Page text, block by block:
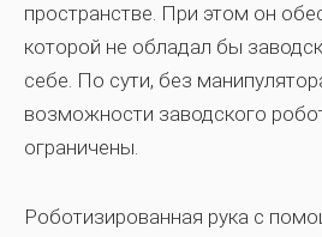
пространстве. При этом он
которой не обладал бы
себе. По сути, без
возможности заводского
ограничены.
Роботизированная рука с